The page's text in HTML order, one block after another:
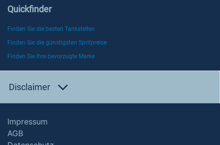
Quickfinder
Finden Sie die besten Tankstellen
Finden Sie die günstigsten Spritpreise
Finden Sie Ihre bevorzugte Marke
Disclaimer
Impressum
AGB